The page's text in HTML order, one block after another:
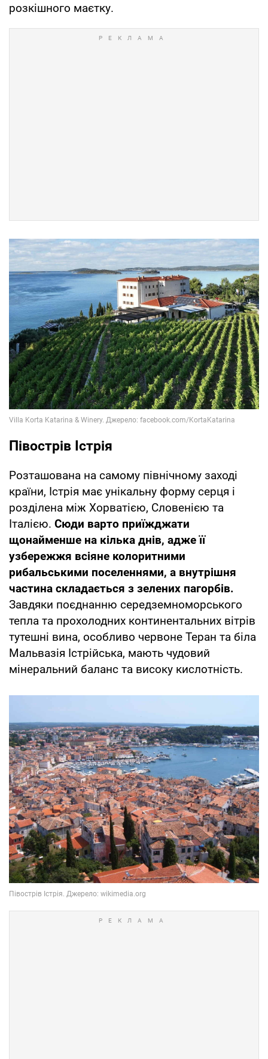
розкішного маєтку.
Півострів Істрія
Розташована на самому північному заході
країни, Істрія має унікальну форму серця і
розділена між Хорватією, Словенією та
Італією. Сюди варто приїжджати
щонайменше на кілька днів, адже її
узбережжя всіяне колоритними
рибальськими поселеннями, а внутрішня
частина складається з зелених пагорбів.
Завдяки поєднанню середземноморського
тепла та прохолодних континентальних вітрів
тутешні вина, особливо червоне Теран та біла
Мальвазія Істрійська, мають чудовий
мінеральний баланс та високу кислотність.